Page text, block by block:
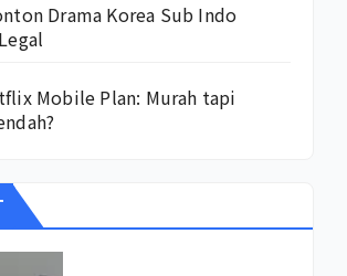
Drama Korea Sub Indo
Mobile Plan: Murah tapi